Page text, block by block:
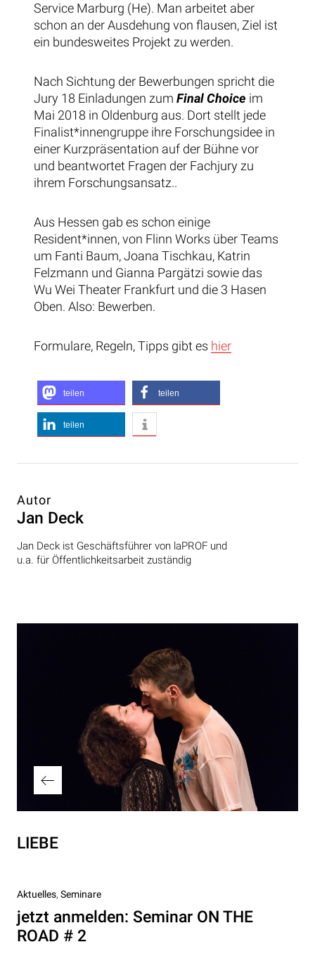
Service Marburg (He). Man arbeitet aber
schon an der Ausdehung von flausen, Ziel ist
ein bundesweites Projekt zu werden.
Nach Sichtung der Bewerbungen spricht die
Jury 18 Einladungen zum Final Choice im
Mai 2018 in Oldenburg aus. Dort stellt jede
Finalist*innengruppe ihre Forschungsidee in
einer Kurzpräsentation auf der Bühne vor
und beantwortet Fragen der Fachjury zu
ihrem Forschungsansatz..
Aus Hessen gab es schon einige
Resident*innen, von Flinn Works über Teams
um Fanti Baum, Joana Tischkau, Katrin
Felzmann und Gianna Pargätzi sowie das
Wu Wei Theater Frankfurt und die 3 Hasen
Oben. Also: Bewerben.
Formulare, Regeln, Tipps gibt es hier
teilen teilen
teilen
Autor
Jan Deck
Jan Deck ist Geschäftsführer von laPROF und
u.a. für Öffentlichkeitsarbeit zuständig
Vorheriger
LIEBE
Nächster
Beitrag
Aktuelles Seminare
jetzt anmelden: Seminar ON THE
ROAD # 2